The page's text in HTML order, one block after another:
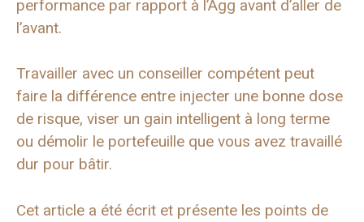
performance par rapport à l’Agg avant d’aller de
l’avant.
Travailler avec un conseiller compétent peut
faire la différence entre injecter une bonne dose
de risque, viser un gain intelligent à long terme
ou démolir le portefeuille que vous avez travaillé
dur pour bâtir.
Cet article a été écrit et présente les points de